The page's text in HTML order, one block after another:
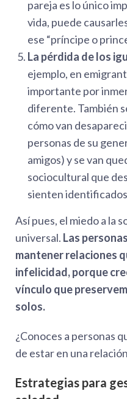
pareja es lo único
vida, puede
ese “príncipe o
La pérdida de los
ejemplo, en
importante por
diferente. También
cómo van
personas de su
amigos) y se van
sociocultural que
sienten
Así pues, el miedo a la
universal. Las
mantener relaciones
infelicidad, porque
vínculo que
solos.
¿Conoces a personas
de estar en una
Estrategias para